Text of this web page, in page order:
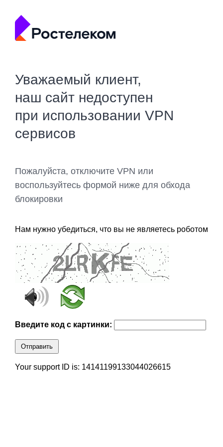
Уважаемый клиент,
наш сайт недоступен
при использовании VPN
сервисов
Пожалуйста, отключите VPN или
воспользуйтесь формой ниже для обхода
блокировки
Нам нужно убедиться, что вы не являетесь роботом
Введите код с картинки:
Отправить
Your support ID is: 14141199133044026615